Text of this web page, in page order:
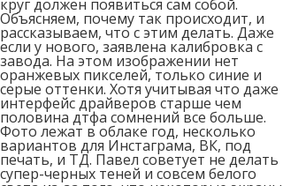
круг должен появиться сам собой.
Объясняем, почему так происходит, и
рассказываем, что с этим делать. Даже
если у нового, заявлена калибровка с
завода. На этом изображении нет
оранжевых пикселей, только синие и
серые оттенки. Хотя учитывая что даже
интерфейс драйверов старше чем
половина дтфа сомнений все больше.
Фото лежат в облаке год, несколько
вариантов для Инстаграма, ВК, под
печать, и ТД. Павел советует не делать
супер-черных теней и совсем белого